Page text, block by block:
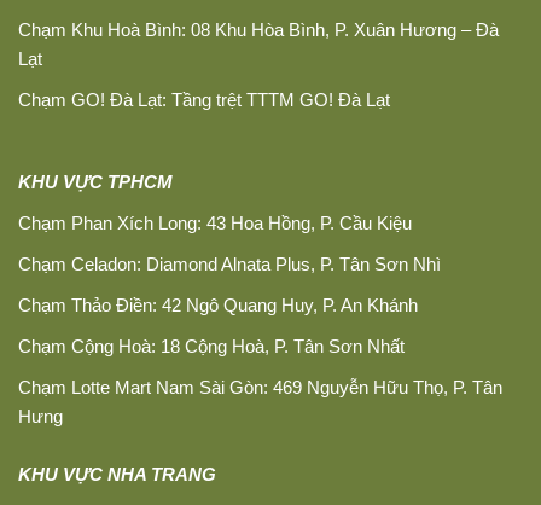
Chạm Khu Hoà Bình: 08 Khu Hòa Bình, P. Xuân Hương – Đà
Lạt
Chạm GO! Đà Lạt: Tầng trệt TTTM GO! Đà Lạt
KHU VỰC TPHCM
Chạm Phan Xích Long: 43 Hoa Hồng, P. Cầu Kiệu
Chạm Celadon: Diamond Alnata Plus, P. Tân Sơn Nhì
Chạm Thảo Điền: 42 Ngô Quang Huy, P. An Khánh
Chạm Cộng Hoà: 18 Cộng Hoà, P. Tân Sơn Nhất
Chạm Lotte Mart Nam Sài Gòn: 469 Nguyễn Hữu Thọ, P. Tân
Hưng
KHU VỰC NHA TRANG